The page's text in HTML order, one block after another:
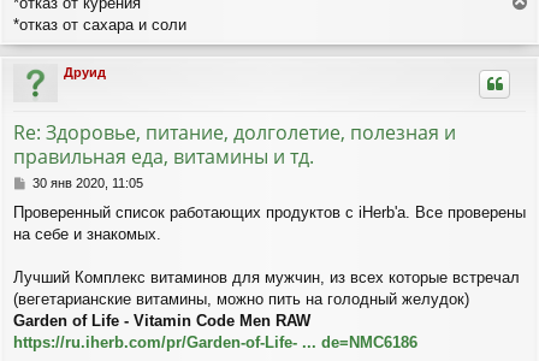
*отказ от сахара и соли
р
н
Друид
Re: Здоровье, питание, долголетие, полезная и
правильная еда, витамины и тд.
С
о
б
е
н
и
е
30 янв 2020, 11:05
Проверенный список работающих продуктов с iHerb'а. Все проверены
на себе и знакомых.
Лучший Комплекс витаминов для мужчин, из всех которые встречал
(вегетарианские витамины, можно пить на голодный желудок)
Garden of Life - Vitamin Code Men RAW
https://ru.iherb.com/pr/Garden-of-Life- ... de=NMC6186